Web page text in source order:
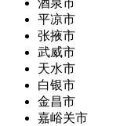
酒泉市
平凉市
张掖市
武威市
天水市
白银市
金昌市
嘉峪关市